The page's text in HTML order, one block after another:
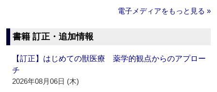
電子メディアをもっと見る »
書籍 訂正・追加情報
【訂正】はじめての獣医療 薬学的観点からのアプロー
チ
2026年08月06日 (木)